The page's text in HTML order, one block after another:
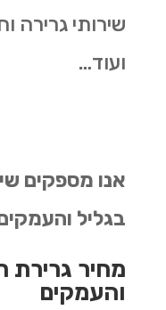
שירותי גרירה
ועוד…
אנו מספקים
בגליל
מחיר גרירת
והעמקים